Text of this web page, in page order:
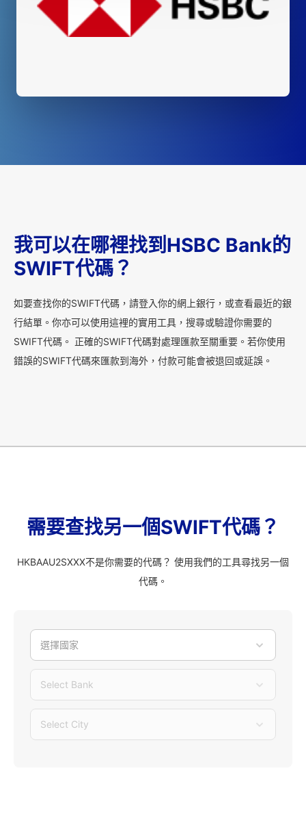
我可以在哪裡找到HSBC Bank的
SWIFT代碼？
如要查找你的SWIFT代碼，請登入你的網上銀行，或查看最近的銀
行結單。你亦可以使用這裡的實用工具，搜尋或驗證你需要的
SWIFT代碼。 正確的SWIFT代碼對處理匯款至關重要。若你使用
錯誤的SWIFT代碼來匯款到海外，付款可能會被退回或延誤。
需要查找另一個SWIFT代碼？
HKBAAU2SXXX不是你需要的代碼？ 使用我們的工具尋找另一個
代碼。
選擇國家
Select Bank
Select City